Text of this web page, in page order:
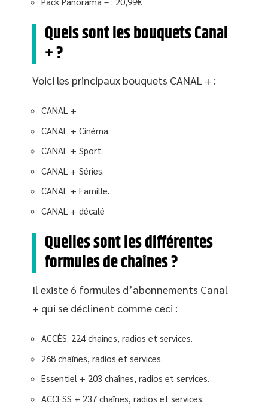
Quels sont les bouquets Canal
+ ?
Voici les principaux bouquets CANAL + :
CANAL +
CANAL + Cinéma.
CANAL + Sport.
CANAL + Séries.
CANAL + Famille.
CANAL + décalé
Quelles sont les différentes
formules de chaînes ?
Il existe 6 formules d’abonnements Canal
+ qui se déclinent comme ceci :
ACCÈS. 224 chaînes, radios et services.
268 chaînes, radios et services.
Essentiel + 203 chaînes, radios et services.
ACCESS + 237 chaînes, radios et services.